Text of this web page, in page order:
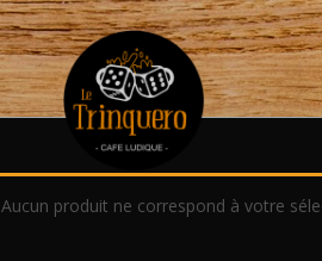
Aucun produit ne correspond à votre